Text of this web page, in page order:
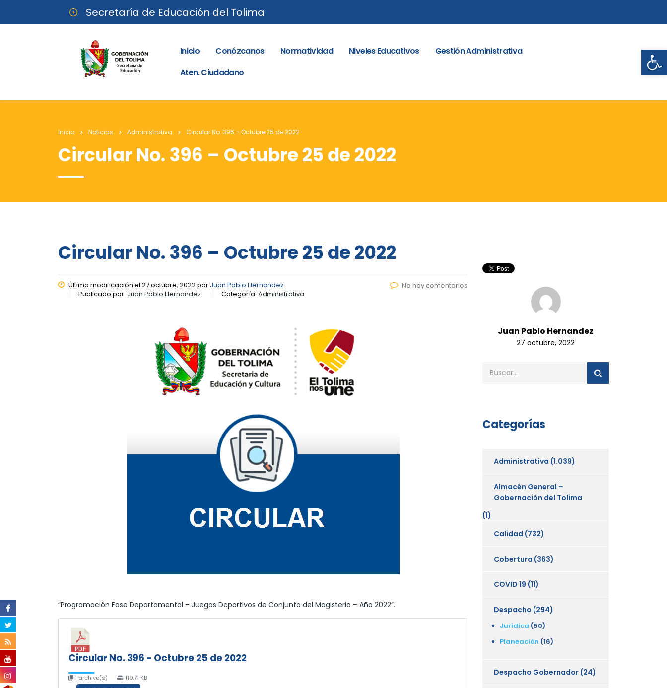
Secretaría de Educación del Tolima
Inicio Conózcanos Normatividad Niveles Educativos
Gestión Administrativa
Aten. Ciudadano
Inicio Noticias Administrativa Circular No. 396 – Octubre 25 de 2022
Circular No. 396 – Octubre 25 de 2022
Circular No. 396 – Octubre 25 de 2022
Última modificación el 27 octubre, 2022 por Juan Pablo Hernandez
Publicado por: Juan Pablo Hernandez Categoría: Administrativa
No hay comentarios
“Programación Fase Departamental – Juegos Deportivos de Conjunto del Magisterio – Año 2022”.
Circular No. 396 - Octubre 25 de 2022
1 archivo(s) 119.71 KB
Juan Pablo Hernandez
27 octubre, 2022
Categorías
Administrativa (1.039)
Almacén General –
Gobernación del Tolima
(1)
Calidad (732)
Cobertura (363)
COVID 19 (11)
Despacho (294)
Juridica (50)
Planeación (16)
Despacho Gobernador (24)